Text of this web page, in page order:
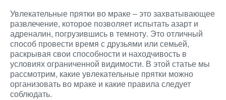
Увлекательные прятки во мраке – это захватывающее
развлечение, которое позволяет испытать азарт и
адреналин, погрузившись в темноту. Это отличный
способ провести время с друзьями или семьей,
раскрывая свои способности и находчивость в
условиях ограниченной видимости. В этой статье мы
рассмотрим, какие увлекательные прятки можно
организовать во мраке и какие правила следует
соблюдать.